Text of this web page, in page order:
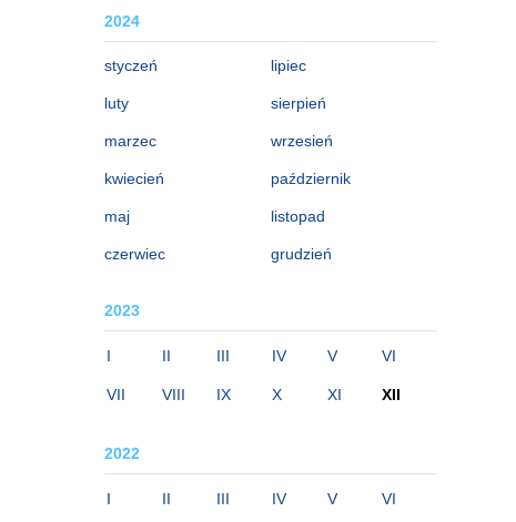
2024
styczeń
luty
marzec
kwiecień
maj
czerwiec
lipiec
sierpień
wrzesień
październik
listopad
grudzień
2023
I II III IV V VI
VII VIII IX X XI XII
2022
I II III IV V VI